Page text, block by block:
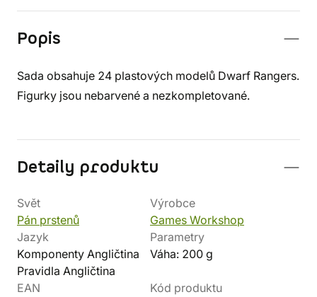
Popis
Sada obsahuje 24 plastových modelů Dwarf Rangers.
Figurky jsou nebarvené a nezkompletované.
Detaily produktu
Svět
Pán prstenů
Výrobce
Games Workshop
Jazyk
Komponenty Angličtina
Pravidla Angličtina
Parametry
Váha: 200 g
EAN
Kód produktu